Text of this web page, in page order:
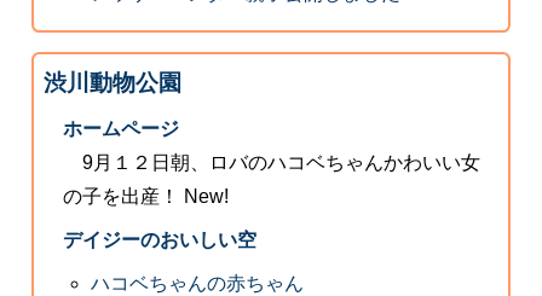
渋川動物公園
ホームページ
9月１２日朝、ロバのハコベちゃんかわいい女
の子を出産！ New!
デイジーのおいしい空
ハコベちゃんの赤ちゃん